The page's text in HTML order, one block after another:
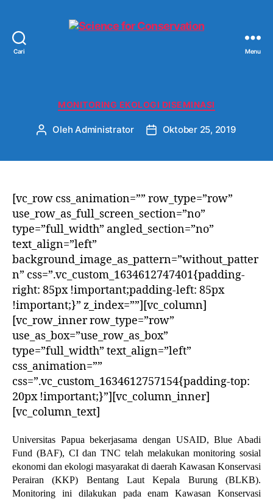
Cari Menu
Kategori
MONITORING EKOLOGI DISEMINASI
Penulis
Oleh Administrator
Tanggal
Oktober 25, 2019
[vc_row css_animation=”” row_type=”row”
use_row_as_full_screen_section=”no”
type=”full_width” angled_section=”no”
text_align=”left”
background_image_as_pattern=”without_patter
n” css=”.vc_custom_1634612747401{padding-
right: 85px !important;padding-left: 85px
!important;}” z_index=””][vc_column]
[vc_row_inner row_type=”row”
use_as_box=”use_row_as_box”
type=”full_width” text_align=”left”
css_animation=””
css=”.vc_custom_1634612757154{padding-top:
20px !important;}”][vc_column_inner]
[vc_column_text]
Universitas Papua bekerjasama dengan USAID, Blue Abadi
Fund (BAF), CI dan TNC telah melakukan monitoring sosial
ekonomi dan ekologi masyarakat di daerah Kawasan Konservasi
Perairan (KKP) Bentang Laut Kepala Burung (BLKB).
Monitoring ini dilakukan pada enam Kawasan Konservasi